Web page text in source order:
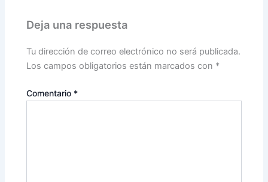
Deja una respuesta
Tu dirección de correo electrónico no será publicada.
Los campos obligatorios están marcados con *
Comentario *